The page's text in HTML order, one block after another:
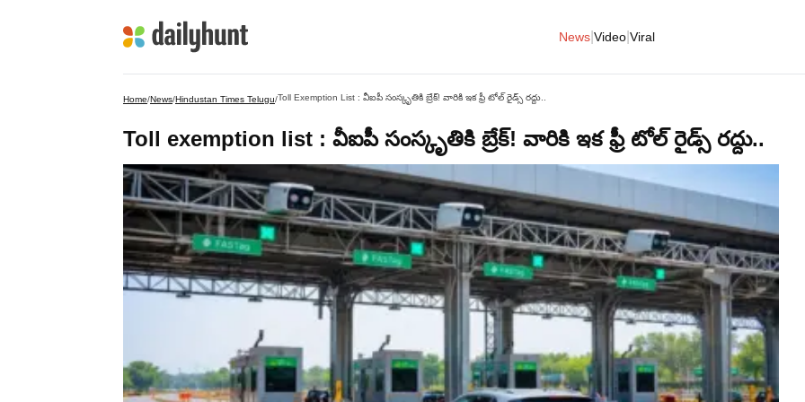
News Video Viral
Home/News/Hindustan Times Telugu/Toll Exemption List : వీఐపీ సంస్కృతికి బ్రేక్! వారికి ఇక ఫ్రీ టోల్​ రైడ్స్​ రద్దు..
Toll exemption list : వీఐపీ సంస్కృతికి బ్రేక్! వారికి ఇక ఫ్రీ టోల్​ రైడ్స్​ రద్దు..